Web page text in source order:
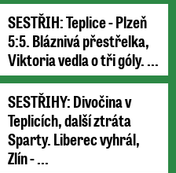
SESTŘIH: Teplice - Plzeň
5:5. Bláznivá přestřelka,
Viktoria vedla o tři góly. ...
SESTŘIHY: Divočina v
Teplicích, další ztráta
Sparty. Liberec vyhrál,
Zlín - ...